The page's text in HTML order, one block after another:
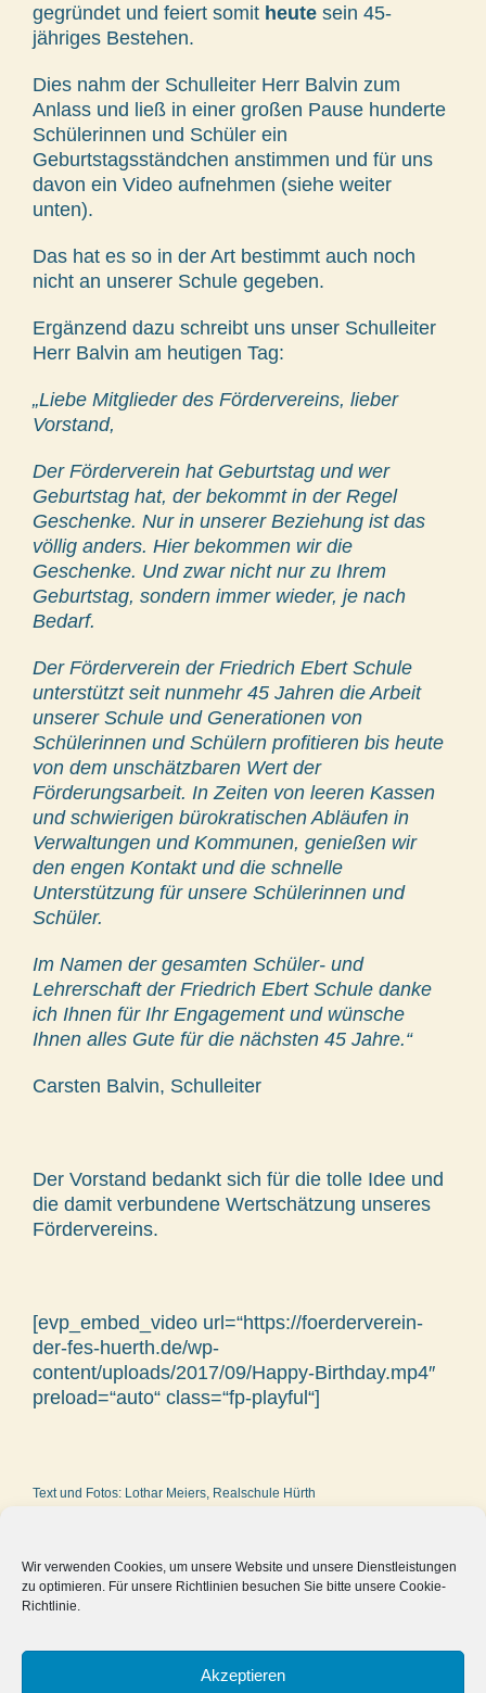
Wir verwenden Cookies, um unsere Website und unsere Dienstleistungen
zu optimieren. Für unsere Richtlinien besuchen Sie bitte unsere Cookie-
Richtlinie.
Akzeptieren
gegründet und feiert somit heute sein 45-
jähriges Bestehen.
Dies nahm der Schulleiter Herr Balvin zum
Anlass und ließ in einer großen Pause hunderte
Schülerinnen und Schüler ein
Geburtstagsständchen anstimmen und für uns
davon ein Video aufnehmen (siehe weiter
unten).
Das hat es so in der Art bestimmt auch noch
nicht an unserer Schule gegeben.
Ergänzend dazu schreibt uns unser Schulleiter
Herr Balvin am heutigen Tag:
„Liebe Mitglieder des Fördervereins, lieber
Vorstand,
Der Förderverein hat Geburtstag und wer
Geburtstag hat, der bekommt in der Regel
Geschenke. Nur in unserer Beziehung ist das
völlig anders. Hier bekommen wir die
Geschenke. Und zwar nicht nur zu Ihrem
Geburtstag, sondern immer wieder, je nach
Bedarf.
Der Förderverein der Friedrich Ebert Schule
unterstützt seit nunmehr 45 Jahren die Arbeit
unserer Schule und Generationen von
Schülerinnen und Schülern profitieren bis heute
von dem unschätzbaren Wert der
Förderungsarbeit. In Zeiten von leeren Kassen
und schwierigen bürokratischen Abläufen in
Verwaltungen und Kommunen, genießen wir
den engen Kontakt und die schnelle
Unterstützung für unsere Schülerinnen und
Schüler.
Im Namen der gesamten Schüler- und
Lehrerschaft der Friedrich Ebert Schule danke
ich Ihnen für Ihr Engagement und wünsche
Ihnen alles Gute für die nächsten 45 Jahre.“
Carsten Balvin, Schulleiter
Der Vorstand bedankt sich für die tolle Idee und
die damit verbundene Wertschätzung unseres
Fördervereins.
[evp_embed_video url=“https://foerderverein-
der-fes-huerth.de/wp-
content/uploads/2017/09/Happy-Birthday.mp4″
preload=“auto“ class=“fp-playful“]
Text und Fotos: Lothar Meiers, Realschule Hürth